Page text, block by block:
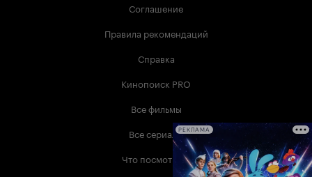
Соглашение
Правила рекомендаций
Справка
Кинопоиск PRO
Все фильмы
Все сериалы
Что посмотреть
РЕКЛАМА